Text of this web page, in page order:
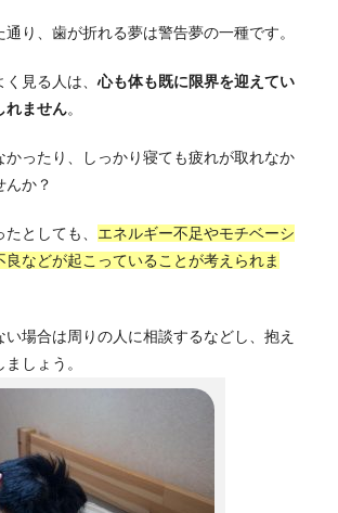
り、歯が折れる夢は警告夢の一種です。
見る人は、 心も体も既に限界を迎えてい
れません。
かったり、しっかり寝ても疲れが取れなか
んか？
としても、 エネルギー不足やモチベーシ
良などが起こっていることが考えられま
場合は周りの人に相談するなどし、抱え
しょう。